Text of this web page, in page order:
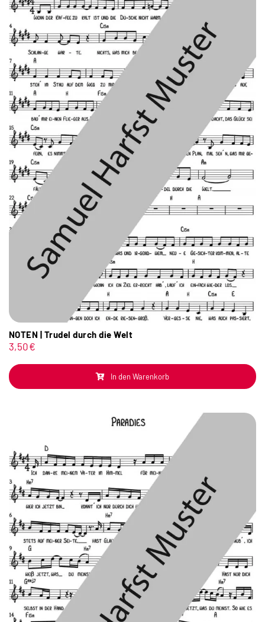
NOTEN | Trudel durch die Welt
3,50€
In den Warenkorb